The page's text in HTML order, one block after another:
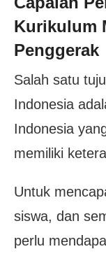
Kurikulum
Penggerak
Salah satu
Indonesia
Indonesia
memiliki
Untuk
siswa, dan
perlu